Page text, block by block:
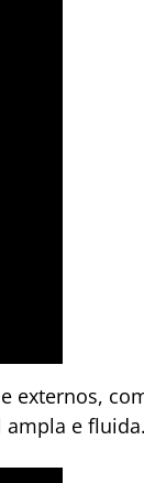
externos,
ampla e fluida.